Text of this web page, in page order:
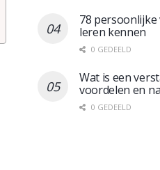
78
leren kennen
0 GEDEELD
Wat is een
voordelen en
0 GEDEELD